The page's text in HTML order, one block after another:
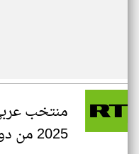
منتخب
2025 من دور المجموعات